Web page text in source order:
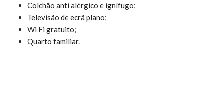
Colchão anti alérgico e ignífugo;
Televisão de ecrã plano;
Wi Fi gratuito;
Quarto familiar.